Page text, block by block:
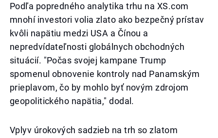
Podľa popredného analytika trhu na XS.com
mnohí investori volia zlato ako bezpečný prístav
kvôli napätiu medzi USA a Čínou a
nepredvídateľnosti globálnych obchodných
situácií. "Počas svojej kampane Trump
spomenul obnovenie kontroly nad Panamským
prieplavom, čo by mohlo byť novým zdrojom
geopolitického napätia," dodal.
Vplyv úrokových sadzieb na trh so zlatom